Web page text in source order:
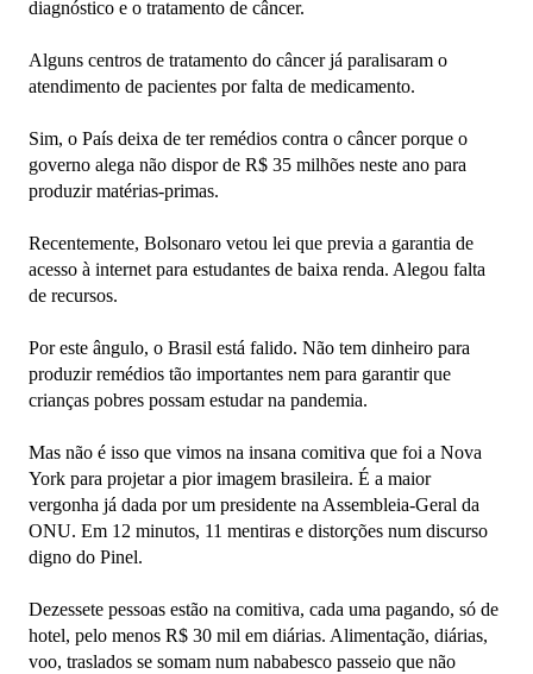
diagnóstico e o tratamento de câncer.
Alguns centros de tratamento do câncer já paralisaram o
atendimento de pacientes por falta de medicamento.
Sim, o País deixa de ter remédios contra o câncer porque o
governo alega não dispor de R$ 35 milhões neste ano para
produzir matérias-primas.
Recentemente, Bolsonaro vetou lei que previa a garantia de
acesso à internet para estudantes de baixa renda. Alegou falta
de recursos.
Por este ângulo, o Brasil está falido. Não tem dinheiro para
produzir remédios tão importantes nem para garantir que
crianças pobres possam estudar na pandemia.
Mas não é isso que vimos na insana comitiva que foi a Nova
York para projetar a pior imagem brasileira. É a maior
vergonha já dada por um presidente na Assembleia-Geral da
ONU. Em 12 minutos, 11 mentiras e distorções num discurso
digno do Pinel.
Dezessete pessoas estão na comitiva, cada uma pagando, só de
hotel, pelo menos R$ 30 mil em diárias. Alimentação, diárias,
voo, traslados se somam num nababesco passeio que não